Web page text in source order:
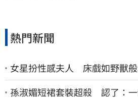
熱門新聞
女星扮性感夫人 床戲如野獸
孫淑媚短裙套裝超殺 認了：